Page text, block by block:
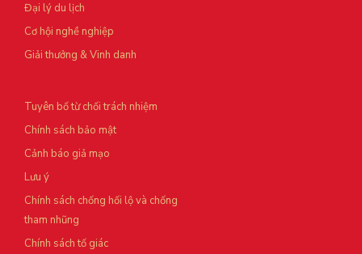
Đại lý du lịch
Cơ hội nghề nghiệp
Giải thưởng & Vinh danh
Tuyên bố từ chối trách nhiệm
Chính sách bảo mật
Cảnh báo giả mạo
Lưu ý
Chính sách chống hối lộ và chống
tham nhũng
Chính sách tố giác